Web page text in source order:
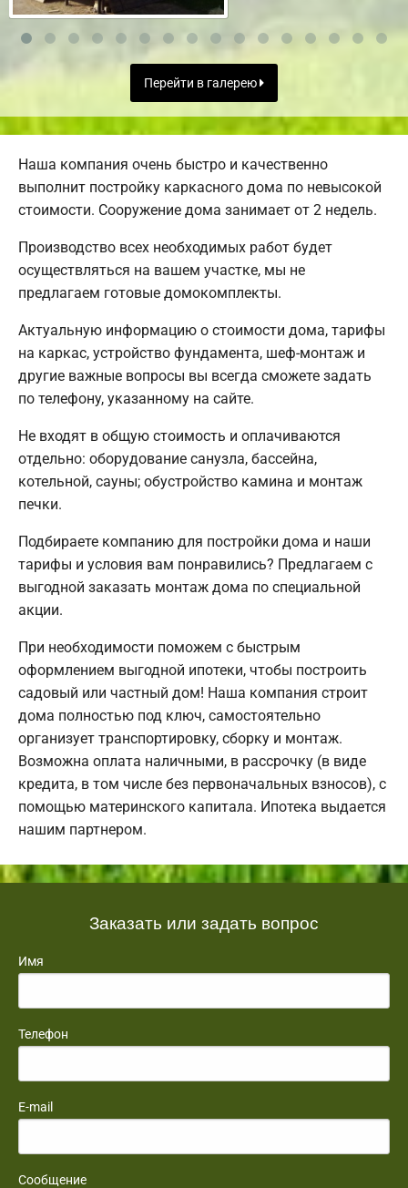
Перейти в галерею
Наша компания очень быстро и качественно
выполнит постройку каркасного дома по невысокой
стоимости. Сооружение дома занимает от 2 недель.
Производство всех необходимых работ будет
осуществляться на вашем участке, мы не
предлагаем готовые домокомплекты.
Актуальную информацию о стоимости дома, тарифы
на каркас, устройство фундамента, шеф-монтаж и
другие важные вопросы вы всегда сможете задать
по телефону, указанному на сайте.
Не входят в общую стоимость и оплачиваются
отдельно: оборудование санузла, бассейна,
котельной, сауны; обустройство камина и монтаж
печки.
Подбираете компанию для постройки дома и наши
тарифы и условия вам понравились? Предлагаем с
выгодной заказать монтаж дома по специальной
акции.
При необходимости поможем с быстрым
оформлением выгодной ипотеки, чтобы построить
садовый или частный дом! Наша компания строит
дома полностью под ключ, самостоятельно
организует транспортировку, сборку и монтаж.
Возможна оплата наличными, в рассрочку (в виде
кредита, в том числе без первоначальных взносов), с
помощью материнского капитала. Ипотека выдается
нашим партнером.
Заказать или задать вопрос
Имя
Телефон
E-mail
Сообщение